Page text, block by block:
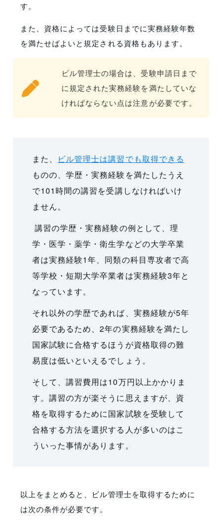
す。
また、資格によっては受験日までに実務経験年数
を満たせばよいと規定される資格もあります。
ビル管理士の場合は、受験申請日まで
に規定された実務経験を満たしていな
ければならない点は注意が必要です。
また、
ビル管理士は講習でも取得できる
ものの、学歴・実務経験を満たしたうえ
で101時間の講習を受講しなければいけ
ません。
講習の学歴・実務経験の例として、 理
学・医学・薬学・衛生学などの大学卒業
者は実務経験1年、同類の科目専攻者で高
等学校・短期大学卒業者は実務経験3年と
なっています。
それ以外の学歴であれば、実務経験が5年
必要であるため、2年の実務経験を満たし
国家試験に合格するほうが資格取得の難
易度は低いといえるでしょう。
そして、講習費用は10万円以上かかりま
す。講習の方が楽そうに思えますが、資
格を取得するために国家試験を受験して
合格する方法を選択する人が多いのはこ
ういった事情があります。
以上をまとめると、ビル管理士を取得するために
は次の条件が必要です。